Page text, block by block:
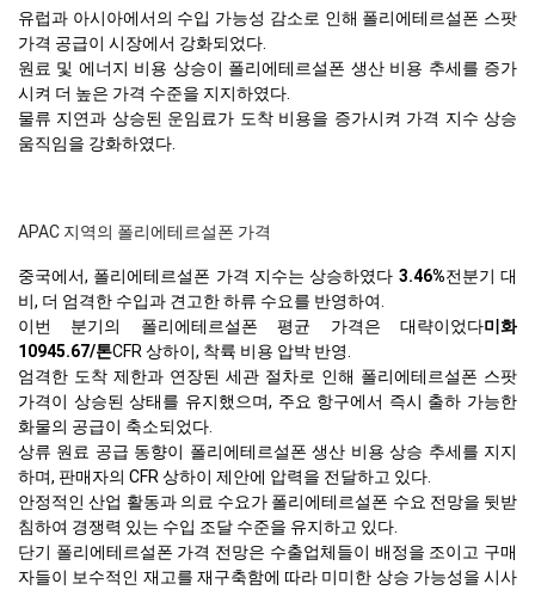
유럽과 아시아에서의 수입 가능성 감소로 인해 폴리에테르설폰 스팟
가격 공급이 시장에서 강화되었다.
원료 및 에너지 비용 상승이 폴리에테르설폰 생산 비용 추세를 증가
시켜 더 높은 가격 수준을 지지하였다.
물류 지연과 상승된 운임료가 도착 비용을 증가시켜 가격 지수 상승
움직임을 강화하였다.
APAC 지역의 폴리에테르설폰 가격
중국에서, 폴리에테르설폰 가격 지수는 상승하였다 3.46%전분기 대
비, 더 엄격한 수입과 견고한 하류 수요를 반영하여.
이번 분기의 폴리에테르설폰 평균 가격은 대략이었다미화
10945.67/톤CFR 상하이, 착륙 비용 압박 반영.
엄격한 도착 제한과 연장된 세관 절차로 인해 폴리에테르설폰 스팟
가격이 상승된 상태를 유지했으며, 주요 항구에서 즉시 출하 가능한
화물의 공급이 축소되었다.
상류 원료 공급 동향이 폴리에테르설폰 생산 비용 상승 추세를 지지
하며, 판매자의 CFR 상하이 제안에 압력을 전달하고 있다.
안정적인 산업 활동과 의료 수요가 폴리에테르설폰 수요 전망을 뒷받
침하여 경쟁력 있는 수입 조달 수준을 유지하고 있다.
단기 폴리에테르설폰 가격 전망은 수출업체들이 배정을 조이고 구매
자들이 보수적인 재고를 재구축함에 따라 미미한 상승 가능성을 시사